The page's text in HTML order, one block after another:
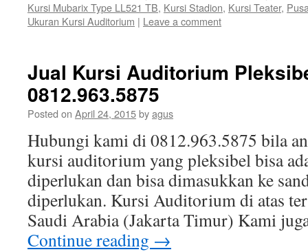
Kursi Mubarix Type LL521 TB, Kursi Stadion, Kursi Teater,
Ukuran Kursi Auditorium | Leave a comment
Jual Kursi Auditorium
0812.963.5875
Posted on April 24, 2015byagus
Hubungi kami di 0812.963.5875 bila
kursi auditorium yang pleksibel bisa
diperlukan dan bisa dimasukkan ke
diperlukan. Kursi Auditorium di atas
Saudi Arabia (Jakarta Timur) Kami
Continue reading →